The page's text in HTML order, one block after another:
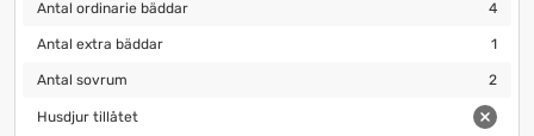
Antal ordinarie bäddar 4
Antal extra bäddar
Antal extra bäddar 1
Antal sovrum
Antal sovrum 2
Husdjur tillåtet
Husdjur tillåtet